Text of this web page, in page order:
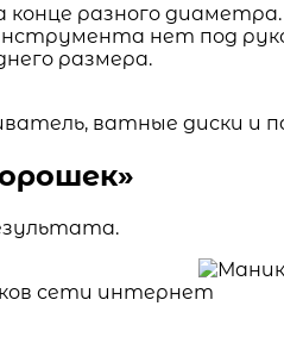
разного диаметра.
нет под
размера.
ватные диски и
сети интернет